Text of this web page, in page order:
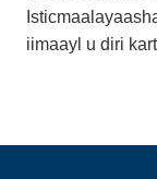
iimaayl u diri